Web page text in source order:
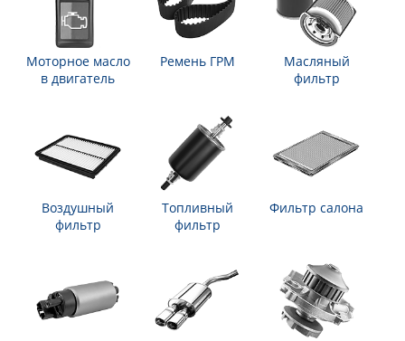
Моторное масло
в двигатель
Ремень ГРМ
Масляный
фильтр
Воздушный
фильтр
Топливный
фильтр
Фильтр салона